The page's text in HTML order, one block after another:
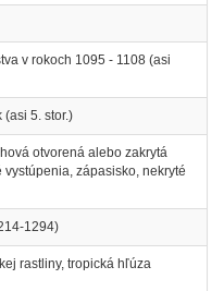
v rokoch 1095 - 1108 (asi
5. stor.)
otvorená alebo zakrytá
zápasisko, nekryté
1294)
rastliny, tropická hľúza